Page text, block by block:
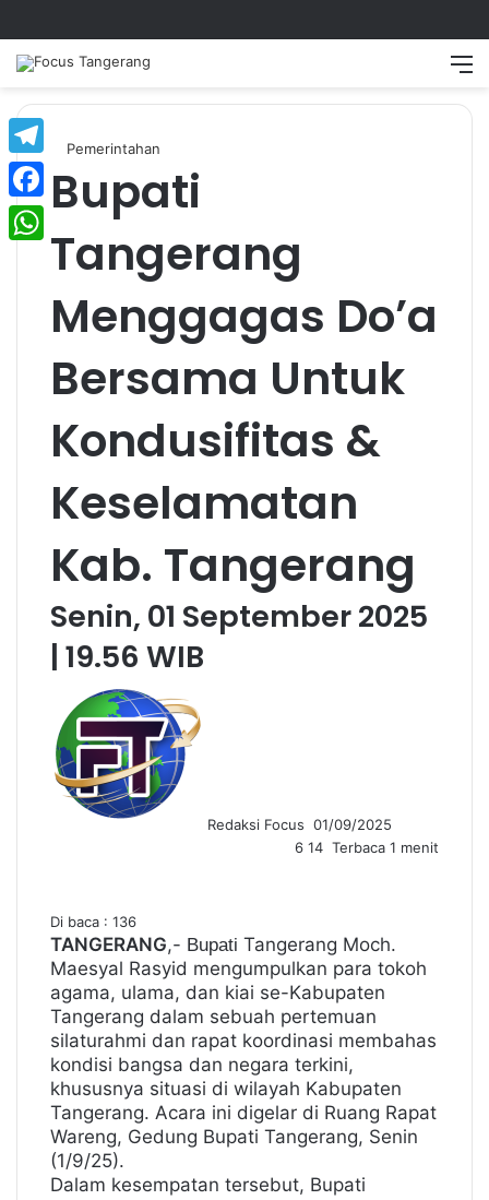
Switch
Pemerintahan
Bupati
Tangerang
Menggagas Do’a
Bersama Untuk
Kondusifitas &
Keselamatan
Kab. Tangerang
Senin, 01 September 2025
| 19.56 WIB
Redaksi Focus e
m
01/09/2025
6 14 Terbaca 1 menit
Di baca : 136
TANGERANG,- Bupati Tangerang Moch.
Maesyal Rasyid mengumpulkan para tokoh
agama, ulama, dan kiai se-Kabupaten
Tangerang dalam sebuah pertemuan
silaturahmi dan rapat koordinasi membahas
kondisi bangsa dan negara terkini,
khususnya situasi di wilayah Kabupaten
Tangerang. Acara ini digelar di Ruang Rapat
Wareng, Gedung Bupati Tangerang, Senin
(1/9/25).
Dalam kesempatan tersebut, Bupati
Telegram
Facebook
WhatsApp